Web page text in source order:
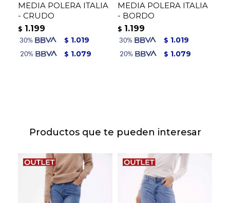
MEDIA POLERA ITALIA
- CRUDO
$ 1.199
$ 1.019
$ 1.079
MEDIA POLERA ITALIA
- BORDO
$ 1.199
$ 1.019
$ 1.079
Productos que te pueden interesar